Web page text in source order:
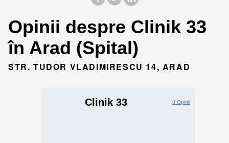
Opinii despre Clinik 33
în Arad (Spital)
STR. TUDOR VLADIMIRESCU 14, ARAD
Clinik 33 0 Opinii